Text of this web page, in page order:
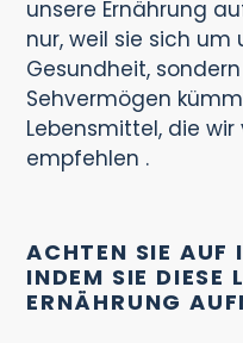
unsere Ernährung
nur, weil sie sich
Gesundheit,
Sehvermögen
Lebensmittel, die wir
empfehlen .
ACHTEN SIE AUF
INDEM SIE DIESE
ERNÄHRUNG